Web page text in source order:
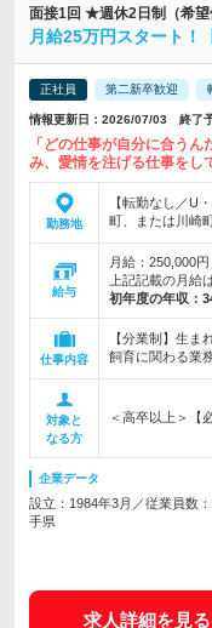
面接1回 ★週休2日制（希望
月給25万円スタート
正社員 第二新卒歓迎
情報更新日：2026/07/03 終了
「どの仕事が自分に合う
み、愛情を注げる仕事をし
勤務地
【転勤なし／U
町、または川崎
給与
月給：250,000
上記記載の月給
初年度の年収：
仕事内容
【分業制】生ま
飼育に関わる業
対象と
なる方
＜高卒以上＞【
企業データ
設立：1984年3月／従業員数
手県
求人詳細を見る